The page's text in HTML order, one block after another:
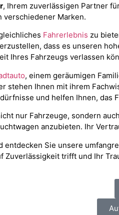
, Ihrem zuverlässigen Partner
verschiedener Marken.
Fahrerlebnis zu
dass es unseren
Ihres Fahrzeugs verlassen
, einem geräumigen
stehen Ihnen mit ihrem
und helfen Ihnen, das
nur Fahrzeuge, sondern
anzubieten. Ihr
entdecken Sie unsere
Zuverlässigkeit trifft und Ihr